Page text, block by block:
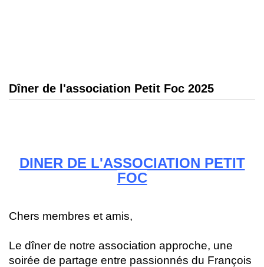
Dîner de l'association Petit Foc 2025
DINER DE L'ASSOCIATION PETIT
FOC
Chers membres et amis,
Le dîner de notre association approche, une
soirée de partage entre passionnés du François